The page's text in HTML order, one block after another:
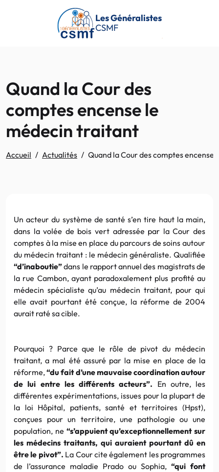
Passer au contenu principal
Les Généralistes
CSMF
Quand la Cour des
comptes encense le
médecin traitant
Accueil Actualités Quand la Cour des comptes
Un acteur du système de santé s’en tire haut la main,
dans la volée de bois vert adressée par la Cour des
comptes à la mise en place du parcours de soins autour
du médecin traitant : le médecin généraliste. Qualifiée
“d’inaboutie”dans le rapport annuel des magistrats de
la rue Cambon, ayant paradoxalement plus profité au
médecin spécialiste qu’au médecin traitant, pour qui
elle avait pourtant été conçue, la réforme de 2004
aurait raté sa cible.
Pourquoi ? Parce que le rôle de pivot du médecin
traitant, a mal été assuré par la mise en place de la
réforme,“du fait d’une mauvaise coordination autour
de lui entre les différents acteurs”. En outre, les
différentes expérimentations, issues pour la plupart de
la loi Hôpital, patients, santé et territoires (Hpst),
conçues pour un territoire, une pathologie ou une
population, ne “s’appuient qu’exceptionnellement sur
les médecins traitants, qui auraient pourtant dû en
être le pivot”. La Cour cite également les programmes
de l’assurance maladie Prado ou Sophia, “qui font